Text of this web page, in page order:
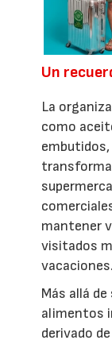
Un
La
como
mantener
visitados
vacaciones.
Más allá
alimentos
derivado